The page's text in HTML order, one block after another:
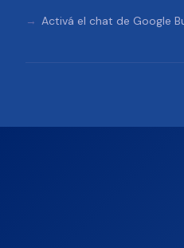
Activá el chat de Google